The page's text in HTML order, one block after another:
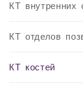
КТ внутренних
КТ отделов
КТ костей